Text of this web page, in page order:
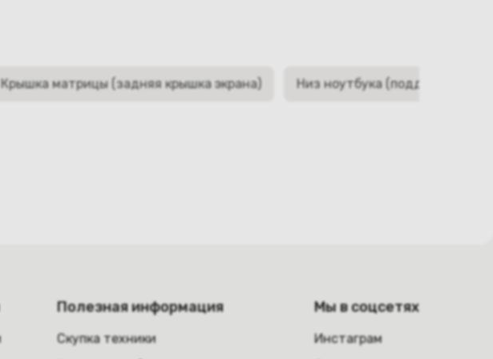
Крышка матрицы (задняя крышка экрана) Низ ноутбука (поддон,
Полезная информация
Скупка техники
Мы в соцсетях
Инстаграм